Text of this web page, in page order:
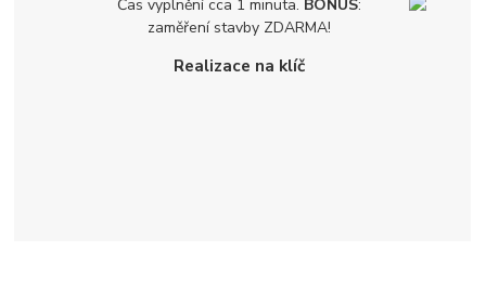
Čas vyplnění cca 1 minuta. BONUS:
zaměření stavby ZDARMA!
Realizace na klíč